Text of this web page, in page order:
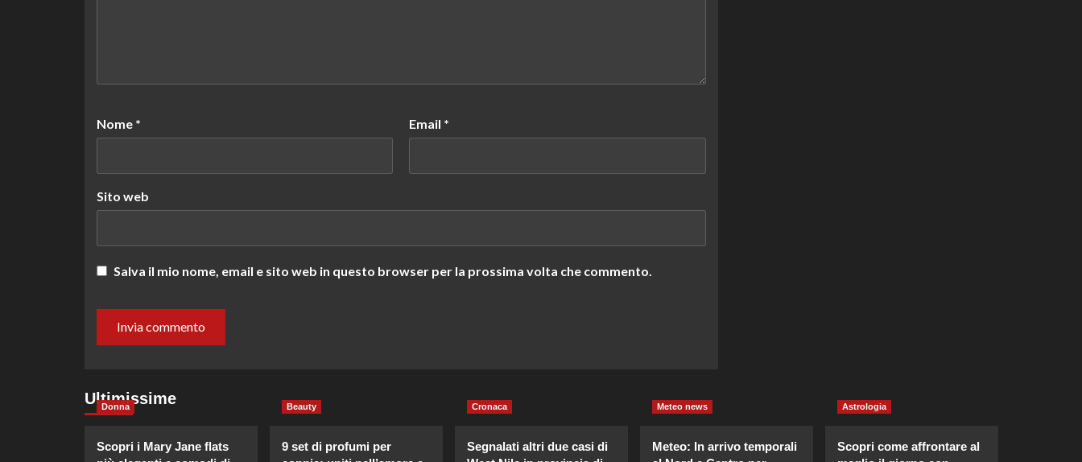
Nome * Email *
Sito web
Salva il mio nome, email e sito web in questo browser per la prossima volta che commento.
Ultimissime
Donna
Scopri i Mary Jane flats
Beauty
9 set di profumi per
Cronaca
Segnalati altri due casi di
Meteo news
Meteo: In arrivo temporali
Astrologia
Scopri come affrontare al